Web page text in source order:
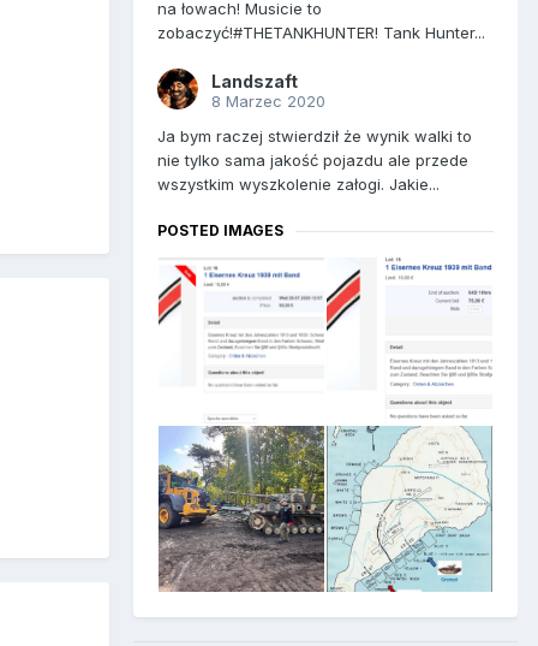
na łowach! Musicie to
zobaczyć!#THETANKHUNTER! Tank Hunter...
Landszaft
8 Marzec 2020
Ja bym raczej stwierdził że wynik walki to
nie tylko sama jakość pojazdu ale przede
wszystkim wyszkolenie załogi. Jakie...
POSTED IMAGES